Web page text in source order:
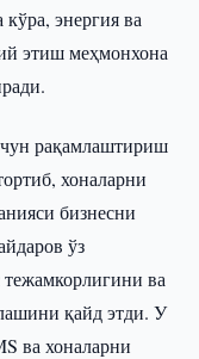
энергия ва
этиш меҳмонхона
рақамлаштириш
хоналарни
бизнесни
ўз
ва
қайд этди. У
ва хоналарни